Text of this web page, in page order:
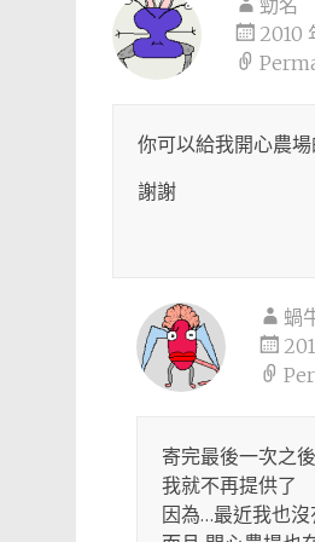
勁名
2010
你可以給我開心農
謝謝
蝸
寄完最後一次之
我就不再提供了
因為…最近我也